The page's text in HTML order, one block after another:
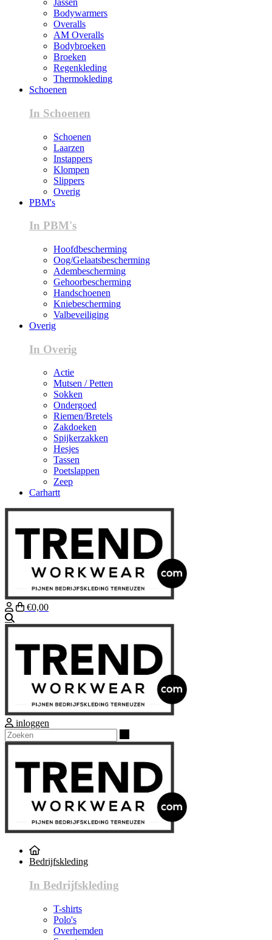
Jassen
Bodywarmers
Overalls
AM Overalls
Bodybroeken
Broeken
Regenkleding
Thermokleding
Schoenen
In Schoenen
Schoenen
Laarzen
Instappers
Klompen
Slippers
Overig
PBM's
In PBM's
Hoofdbescherming
Oog/Gelaatsbescherming
Adembescherming
Gehoorbescherming
Handschoenen
Kniebescherming
Valbeveiliging
Overig
In Overig
Actie
Mutsen / Petten
Sokken
Ondergoed
Riemen/Bretels
Zakdoeken
Spijkerzakken
Hesjes
Tassen
Poetslappen
Zeep
Carhartt
€0,00
inloggen
Bedrijfskleding
In Bedrijfskleding
T-shirts
Polo's
Overhemden